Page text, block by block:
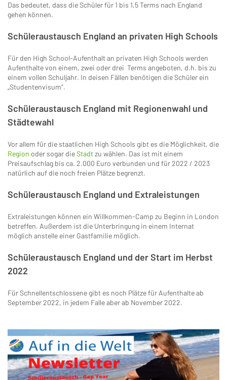
Das bedeutet, dass die Schüler für 1 bis 1,5 Terms nach England
gehen können.
Schüleraustausch England an privaten High Schools
Für den High School-Aufenthalt an privaten High Schools werden
Aufenthalte von einem, zwei oder drei Terms angeboten, d.h. bis zu
einem vollen Schuljahr. In deisen Fällen benötigen die Schüler ein
„Studentenvisum“.
Schüleraustausch England mit Regionenwahl und
Städtewahl
Vor allem für die staatlichen High Schools gibt es die Möglichkeit, die
Region oder sogar dieStadtzu wählen. Das ist mit einem
Preisaufschlag bis ca. 2.000 Euro verbunden und für 2022 / 2023
natürlich auf die noch freien Plätze begrenzt.
Schüleraustausch England und Extraleistungen
Extraleistungen können ein Willkommen-Camp zu Beginn in London
betreffen. Außerdem ist die Unterbringung in einem Internat
möglich anstelle einer Gastfamilie möglich.
Schüleraustausch England und der Start im Herbst
2022
Für Schnellentschlossene gibt es noch Plätze für Aufenthalte ab
September 2022, in jedem Falle aber ab November 2022.